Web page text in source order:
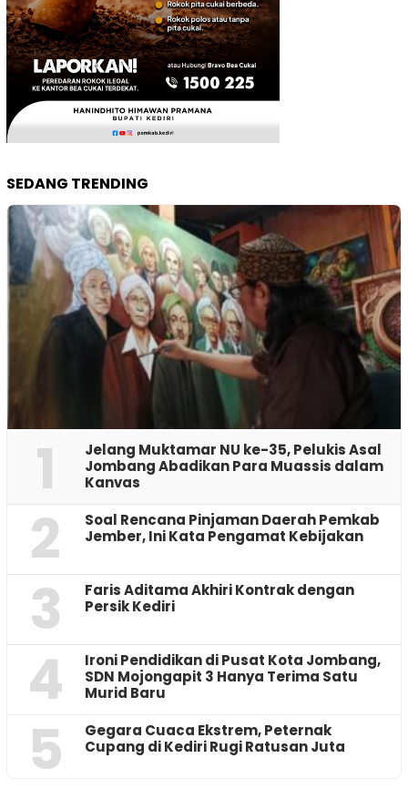
SEDANG TRENDING
1
Jelang Muktamar NU ke-35, Pelukis Asal
Jombang Abadikan Para Muassis dalam
Kanvas
2
‎Soal Rencana Pinjaman Daerah Pemkab
Jember, Ini Kata Pengamat Kebijakan ‎
3
Faris Aditama Akhiri Kontrak dengan
Persik Kediri
4
Ironi Pendidikan di Pusat Kota Jombang,
SDN Mojongapit 3 Hanya Terima Satu
Murid Baru
5
‎Gegara Cuaca Ekstrem, Peternak
Cupang di Kediri Rugi Ratusan Juta